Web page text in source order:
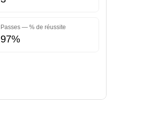
Passes — % de réussite
97%